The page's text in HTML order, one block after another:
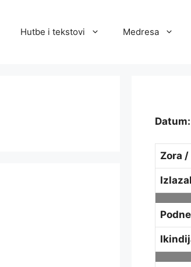
Hutbe i tekstovi Medresa
Zora
Podne